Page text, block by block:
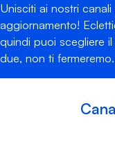
Unisciti ai nostri
aggiornamento!
quindi puoi scegliere
due, non ti fermeremo.